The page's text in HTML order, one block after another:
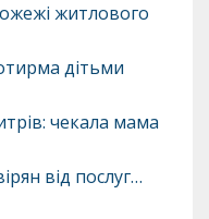
житлового
дітьми
чекала мама
від послуг…